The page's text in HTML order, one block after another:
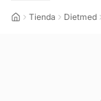
Tienda Dietmed